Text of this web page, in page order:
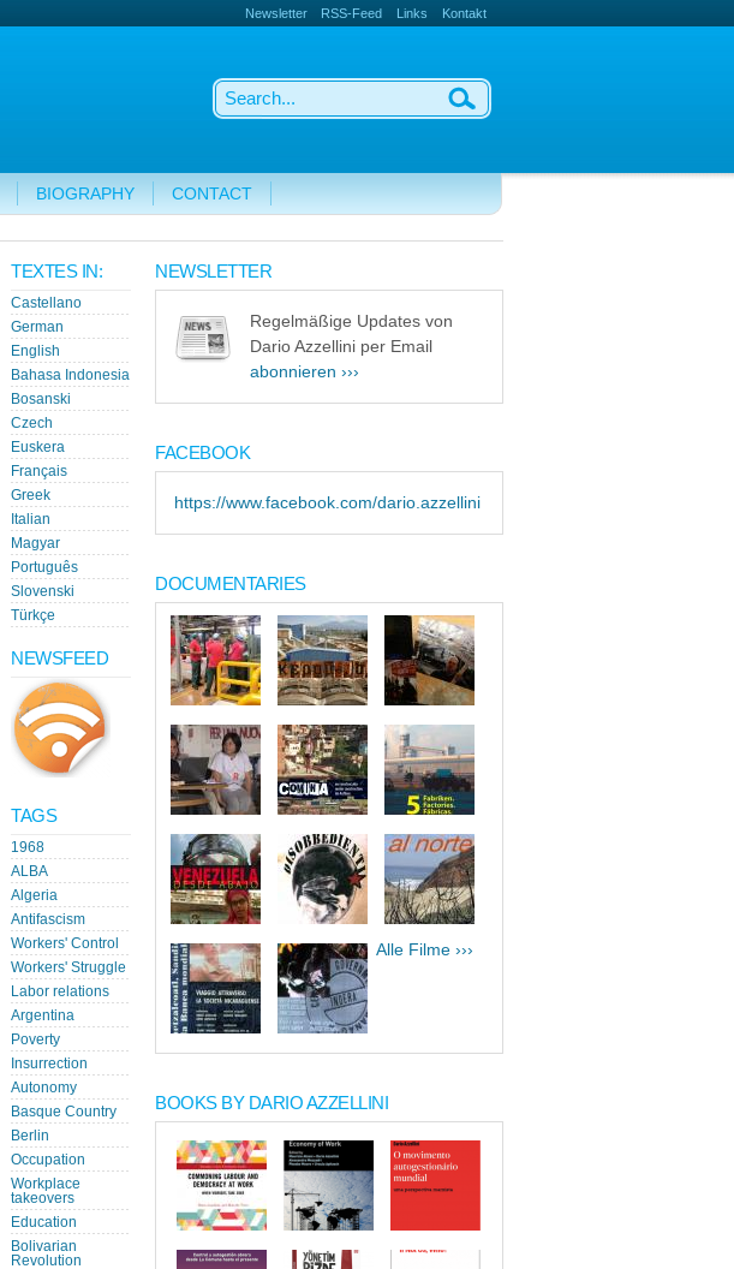
Newsletter RSS-Feed Links Kontakt
BIOGRAPHY CONTACT
TEXTES IN:
Castellano
German
English
Bahasa Indonesia
Bosanski
Czech
Euskera
Français
Greek
Italian
Magyar
Português
Slovenski
Türkçe
NEWSFEED
TAGS
1968
ALBA
Algeria
Antifascism
Workers' Control
Workers' Struggle
Labor relations
Argentina
Poverty
Insurrection
Autonomy
Basque Country
Berlin
Occupation
Workplace
takeovers
Education
Bolivarian
Revolution
NEWSLETTER
Regelmäßige Updates von
Dario Azzellini per Email
abonnieren ›››
FACEBOOK
https://www.facebook.com/dario.azzellini
DOCUMENTARIES
Alle Filme ›››
BOOKS BY DARIO AZZELLINI